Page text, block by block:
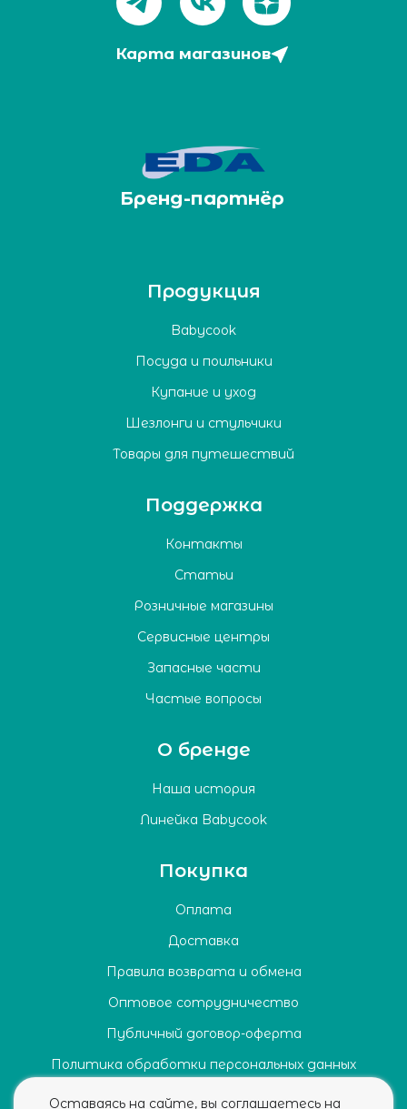
Карта магазинов
Бренд-партнёр
Продукция
Babycook
Посуда и поильники
Купание и уход
Шезлонги и стульчики
Товары для путешествий
Поддержка
Контакты
Статьи
Розничные магазины
Сервисные центры
Запасные части
Частые вопросы
О бренде
Наша история
Линейка Babycook
Покупка
Оплата
Доставка
Правила возврата и обмена
Оптовое сотрудничество
Публичный договор-оферта
Политика обработки персональных данных
Согласие на обработку персональных данных
Оставаясь на сайте, вы соглашаетесь на